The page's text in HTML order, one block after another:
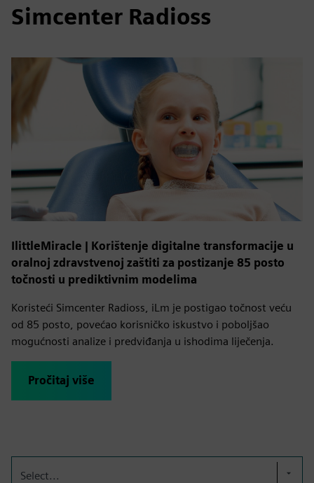
Simcenter Radioss
IlittleMiracle | Korištenje digitalne transformacije u
oralnoj zdravstvenoj zaštiti za postizanje 85 posto
točnosti u prediktivnim modelima
Koristeći Simcenter Radioss, iLm je postigao točnost veću
od 85 posto, povećao korisničko iskustvo i poboljšao
mogućnosti analize i predviđanja u ishodima liječenja.
Pročitaj više
Select...